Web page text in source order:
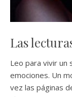
Las
Leo para vivir un
emociones. Un
vez las páginas